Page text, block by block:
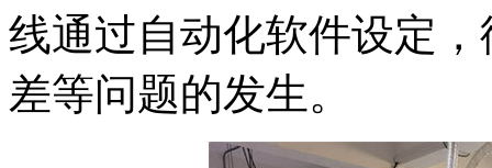
线通过自动化软件设定
差等问题的发生。